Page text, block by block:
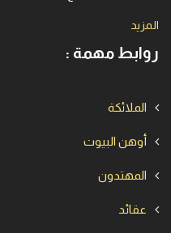
المزيد
روابط مهمة :
الملائكة
أوهن البيوت
المهتدون
عقائد